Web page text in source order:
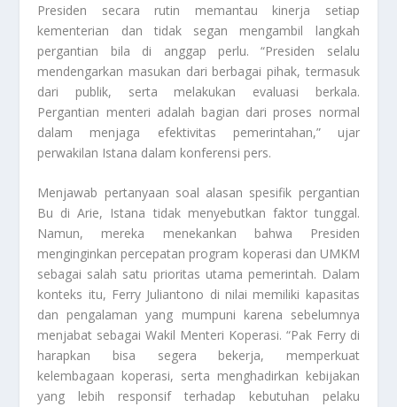
Presiden secara rutin memantau kinerja setiap
kementerian dan tidak segan mengambil langkah
pergantian bila di anggap perlu. “Presiden selalu
mendengarkan masukan dari berbagai pihak, termasuk
dari publik, serta melakukan evaluasi berkala.
Pergantian menteri adalah bagian dari proses normal
dalam menjaga efektivitas pemerintahan,” ujar
perwakilan Istana dalam konferensi pers.
Menjawab pertanyaan soal alasan spesifik pergantian
Bu di Arie, Istana tidak menyebutkan faktor tunggal.
Namun, mereka menekankan bahwa Presiden
menginginkan percepatan program koperasi dan UMKM
sebagai salah satu prioritas utama pemerintah. Dalam
konteks itu, Ferry Juliantono di nilai memiliki kapasitas
dan pengalaman yang mumpuni karena sebelumnya
menjabat sebagai Wakil Menteri Koperasi. “Pak Ferry di
harapkan bisa segera bekerja, memperkuat
kelembagaan koperasi, serta menghadirkan kebijakan
yang lebih responsif terhadap kebutuhan pelaku